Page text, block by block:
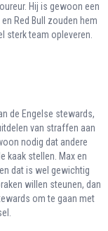
Hij is gewoon een
Red Bull zouden hem
sterk team opleveren.
de Engelse stewards,
van straffen aan
nodig dat andere
kaak stellen. Max en
dat is wel gewichtig
willen steunen, dan
om te gaan met